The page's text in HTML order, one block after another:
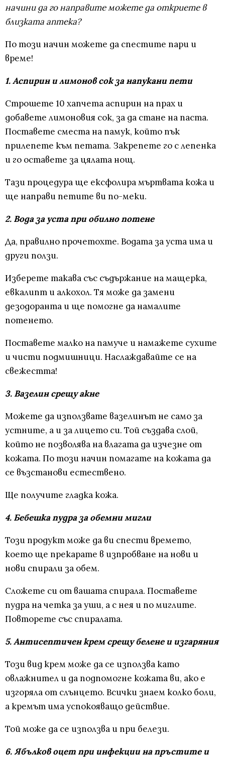
начини да го направите можете да откриете в
близката аптека?
По този начин можете да спестите пари и
време!
1. Аспирин и лимонов сок за напукани пети
Строшете 10 хапчета аспирин на прах и
добавете лимоновия сок, за да стане на паста.
Поставете сместа на памук, който пък
прилепете към петата. Закрепете го с лепенка
и го оставете за цялата нощ.
Тази процедура ще ексфолира мъртвата кожа и
ще направи петите ви по-меки.
2. Вода за уста при обилно потене
Да, правилно прочетохте. Водата за уста има и
други ползи.
Изберете такава със съдържание на мащерка,
евкалипт и алкохол. Тя може да замени
дезодоранта и ще помогне да намалите
потенето.
Поставете малко на памуче и намажете сухите
и чисти подмишници. Наслаждавайте се на
свежестта!
3. Вазелин срещу акне
Можете да използвате вазелинът не само за
устните, а и за лицето си. Той създава слой,
който не позволява на влагата да изчезне от
кожата. По този начин помагате на кожата да
се възстанови естествено.
Ще получите гладка кожа.
4. Бебешка пудра за обемни мигли
Този продукт може да ви спести времето,
което ще прекарате в изпробване на нови и
нови спирали за обем.
Сложете си от вашата спирала. Поставете
пудра на четка за уши, а с нея и по миглите.
Повторете със спиралата.
5. Антисептичен крем срещу белене и изгаряния
Този вид крем може да се използва като
овлажнител и да подпомогне кожата ви, ако е
изгоряла от слънцето. Всички знаем колко боли,
а кремът има успокояващо действие.
Той може да се използва и при белези.
6. Ябълков оцет при инфекции на пръстите и